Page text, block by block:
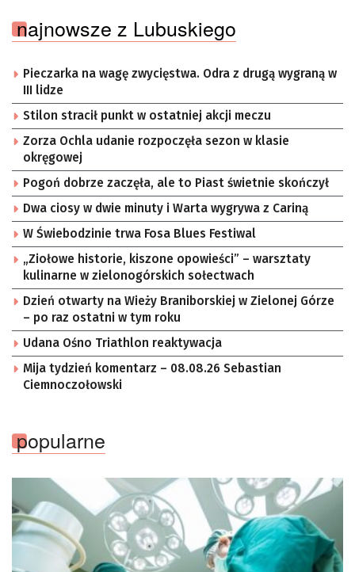
najnowsze z Lubuskiego
Pieczarka na wagę zwycięstwa. Odra z drugą wygraną w
III lidze
Stilon stracił punkt w ostatniej akcji meczu
Zorza Ochla udanie rozpoczęła sezon w klasie
okręgowej
Pogoń dobrze zaczęła, ale to Piast świetnie skończył
Dwa ciosy w dwie minuty i Warta wygrywa z Cariną
W Świebodzinie trwa Fosa Blues Festiwal
„Ziołowe historie, kiszone opowieści” – warsztaty
kulinarne w zielonogórskich sołectwach
Dzień otwarty na Wieży Braniborskiej w Zielonej Górze
– po raz ostatni w tym roku
Udana Ośno Triathlon reaktywacja
Mija tydzień komentarz – 08.08.26 Sebastian
Ciemnoczołowski
popularne